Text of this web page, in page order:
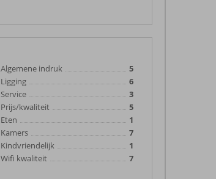
Algemene indruk
5
Ligging
6
Service
3
Prijs/kwaliteit
5
Eten
1
Kamers
7
Kindvriendelijk
1
Wifi kwaliteit
7